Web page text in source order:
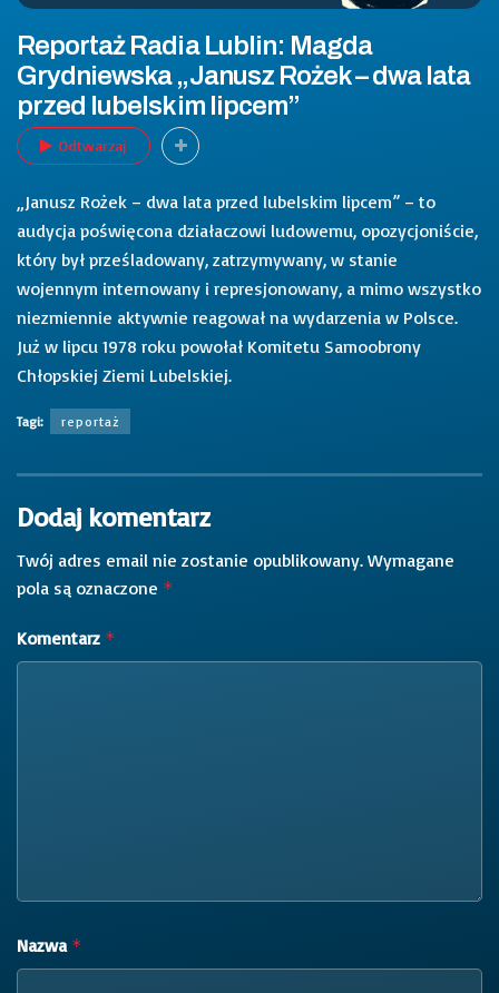
Reportaż Radia Lublin: Magda
Grydniewska „Janusz Rożek – dwa lata
przed lubelskim lipcem”
Odtwarzaj
„Janusz Rożek – dwa lata przed lubelskim lipcem” – to
audycja poświęcona działaczowi ludowemu, opozycjoniście,
który był prześladowany, zatrzymywany, w stanie
wojennym internowany i represjonowany, a mimo wszystko
niezmiennie aktywnie reagował na wydarzenia w Polsce.
Już w lipcu 1978 roku powołał Komitetu Samoobrony
Chłopskiej Ziemi Lubelskiej.
Tagi: reportaż
Dodaj komentarz
Twój adres email nie zostanie opublikowany. Wymagane
pola są oznaczone *
Komentarz *
Nazwa *